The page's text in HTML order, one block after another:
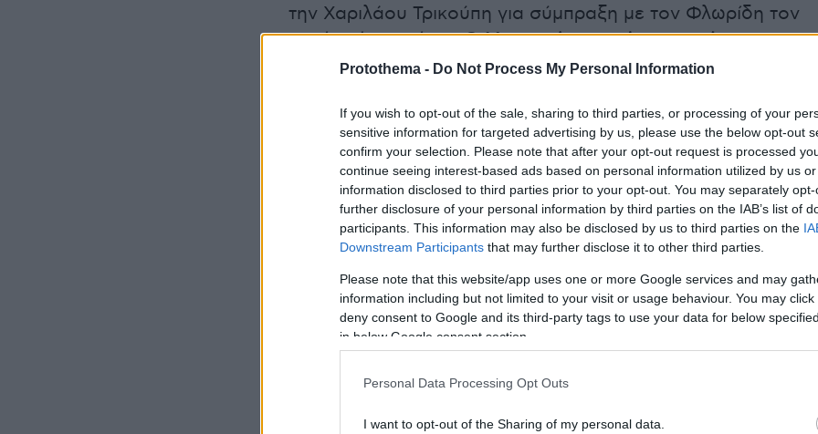
Protothema - Do Not Process My Personal Information
If you wish to opt-out of the sale, sharing to third parties, or processing of your
sensitive information for targeted advertising by us, please use the below opt-out
confirm your selection. Please note that after your opt-out request is processed
continue seeing interest-based ads based on personal information utilized by us
information disclosed to third parties prior to your opt-out. You may separately
further disclosure of your personal information by third parties on the IAB’s list of
participants. This information may also be disclosed by us to third parties on the
Downstream Participants that may further disclose it to other third parties.
Please note that this website/app uses one or more Google services and may
information including but not limited to your visit or usage behaviour. You may
deny consent to Google and its third-party tags to use your data for below
in below Google consent section.
Personal Data Processing Opt Outs
I want to opt-out of the Sharing of my personal data.
την Χαριλάου Τρικούπη για σύμπραξη με τον Φλωρίδη τον
οποίον όπως είπε: «Ο Μητσοτάκης ανέσυρε από την
αποθήκη των αχρήστων υλικών ».